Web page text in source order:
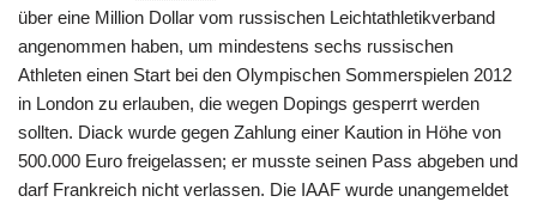
über eine Million Dollar vom russischen Leichtathletikverband
angenommen haben, um mindestens sechs russischen
Athleten einen Start bei den Olympischen Sommerspielen 2012
in London zu erlauben, die wegen Dopings gesperrt werden
sollten. Diack wurde gegen Zahlung einer Kaution in Höhe von
500.000 Euro freigelassen; er musste seinen Pass abgeben und
darf Frankreich nicht verlassen. Die IAAF wurde unangemeldet